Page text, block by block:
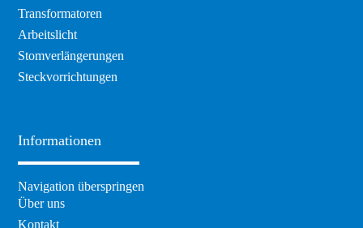
Transformatoren
Arbeitslicht
Stomverlängerungen
Steckvorrichtungen
Informationen
Navigation überspringen
Über uns
Kontakt